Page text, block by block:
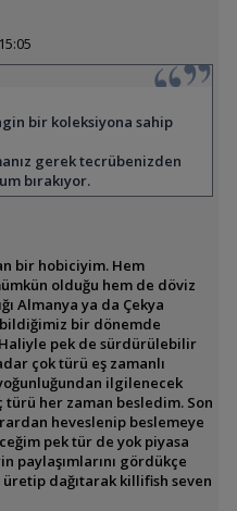
bir koleksiyona sahip
gerek tecrübenizden
bırakıyor.
bir hobiciyim. Hem
olduğu hem de döviz
Almanya ya da Çekya
bir dönemde
Haliyle pek de sürdürülebilir
çok türü eş zamanlı
ilgilenecek
her zaman besledim. Son
heveslenip beslemeye
pek tür de yok piyasa
paylaşımlarını gördükçe
dağıtarak killifish seven